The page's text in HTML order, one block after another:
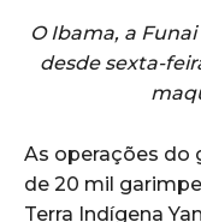
O Ibama, a
desde sexta-
As operações do
de 20 mil
Terra Indígena